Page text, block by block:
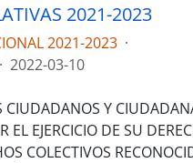
2021-2023
2021-2023 ·
· 2022-03-10
CIUDADANOS Y
EL EJERCICIO DE SU
COLECTIVOS